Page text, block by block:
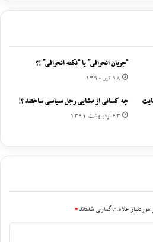
“جریان انحرافی” یا “نکته انحرافی” !؟
18 تیر 1390
چه کسانی از مشایی رجل سیاسی ساختند ؟!
23 اردیبهشت 1392
علامت‌گذاری شده‌اند *